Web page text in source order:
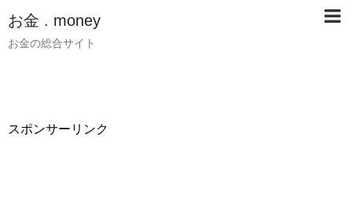
お金 . money
お金の総合サイト
スポンサーリンク